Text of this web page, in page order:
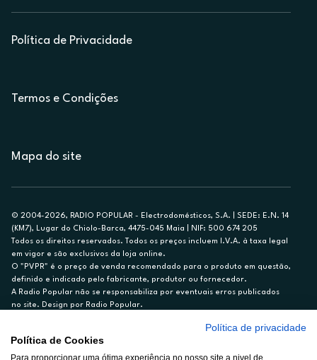
Política de Privacidade
Termos e Condições
Mapa do site
© 2004-2026, RADIO POPULAR - Electrodomésticos, S.A. | SEDE: E.N. 14
(KM7), Lugar do Chiolo-Barca, 4475-045 Maia | NIF: 500 674 205
Todos os direitos reservados. Todos os preços incluem I.V.A. à taxa legal
em vigor e são exclusivos da loja online.
O "PVPR" é o preço de venda recomendado para o produto em questão,
definido e indicado pelo fabricante, produtor ou fornecedor.
A Radio Popular não se responsabiliza por eventuais erros publicados
no site. Design por Radio Popular.
Ex. para limite de crédito de €1.500, reembolsado em 12 meses, TAN
14,79%.
Política de privacidade
Política de Cookies
Para proporcionar uma ótima experiência no nosso site a nivel de